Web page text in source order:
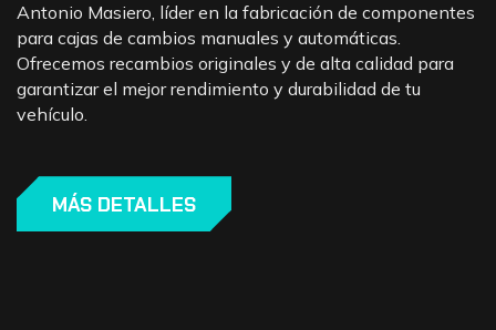
Antonio Masiero, líder en la fabricación de componentes
para cajas de cambios manuales y automáticas.
Ofrecemos recambios originales y de alta calidad para
garantizar el mejor rendimiento y durabilidad de tu
vehículo.
MÁS DETALLES